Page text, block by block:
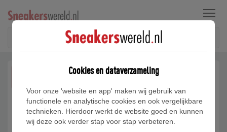
Menu
Cookies en dataverzameling
Voor onze 'website en app' maken wij gebruik van
functionele en analytische cookies en ook vergelijkbare
technieken. Hierdoor werkt de website goed en kunnen
wij deze ook verder stap voor stap verbeteren.